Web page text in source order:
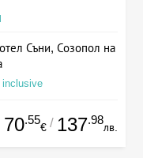
Съни, Созопол на
inclusive
70.55
€ / 137.98
лв.